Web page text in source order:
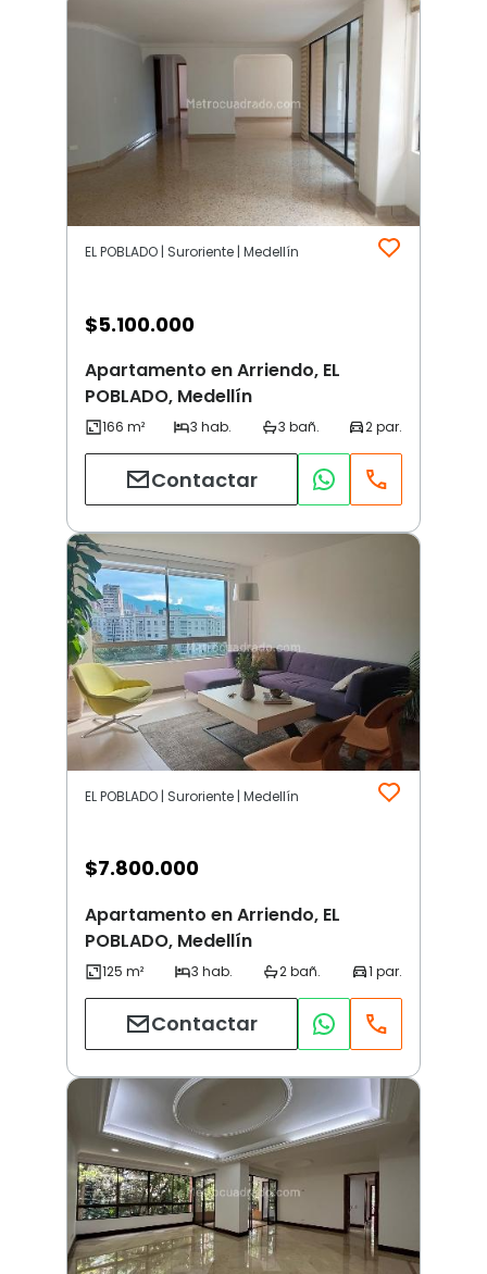
EL POBLADO | Suroriente | Medellín
$5.100.000
Apartamento en Arriendo, EL
POBLADO, Medellín
Contactar
EL POBLADO | Suroriente | Medellín
$7.800.000
Apartamento en Arriendo, EL
POBLADO, Medellín
Contactar